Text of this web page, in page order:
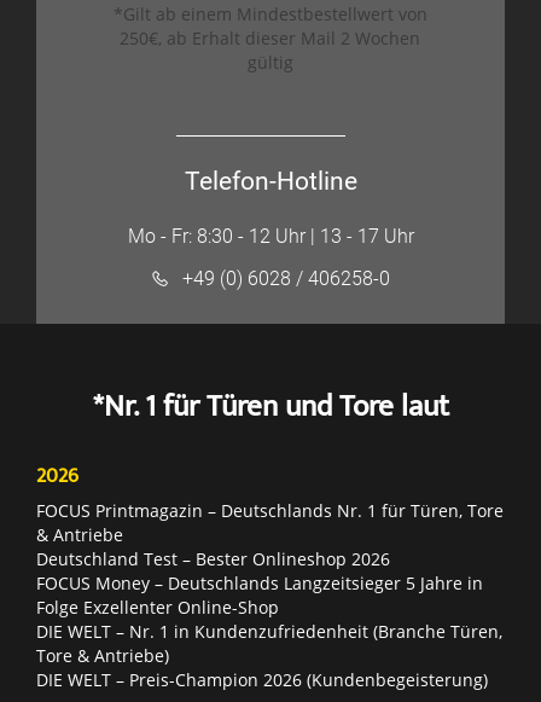
*Gilt ab einem Mindestbestellwert von
250€, ab Erhalt dieser Mail 2 Wochen
gültig
Telefon-Hotline
Mo - Fr: 8:30 - 12 Uhr | 13 - 17 Uhr
+49 (0) 6028 / 406258-0
*Nr. 1 für Türen und Tore laut
2026
FOCUS Printmagazin – Deutschlands Nr. 1 für Türen, Tore
& Antriebe
Deutschland Test – Bester Onlineshop 2026
FOCUS Money – Deutschlands Langzeitsieger 5 Jahre in
Folge Exzellenter Online-Shop
DIE WELT – Nr. 1 in Kundenzufriedenheit (Branche Türen,
Tore & Antriebe)
DIE WELT – Preis-Champion 2026 (Kundenbegeisterung)